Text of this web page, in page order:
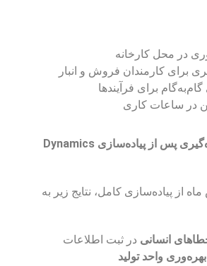
در محل کارخانه
برای کارمندان فروش و انبار
گام‌به‌گام برای فرآیندها
در ساعات کاری
۱۰. نتایج قابل اندازه‌گیری پس از پیاده‌سازی Dynamics
پیاده‌سازی کامل، نتایج زیر به
در ثبت اطلاعات